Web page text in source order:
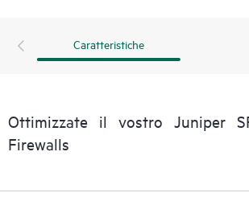
Caratteristiche
Ottimizzate il vostro Juniper
Firewalls